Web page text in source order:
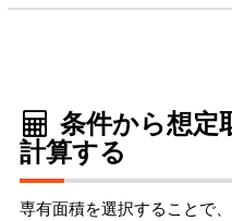
条件から想定
計算する
専有面積を選択することで